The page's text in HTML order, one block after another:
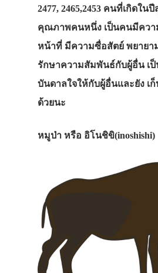
2477, 2465,2453 คนที่เกิดใน
คุณภาพคนหนึ่ง เป็นคนมีควา
หน้าที่ มีความซื่อสัตย์ พยายา
รักษาความสัมพันธ์กับผู้อื่น เป็
บันดาลใจให้กับผู้อื่นและยัง เ
ด้วยนะ
หมูป่า หรือ อิโนชิขิ(inoshishi)